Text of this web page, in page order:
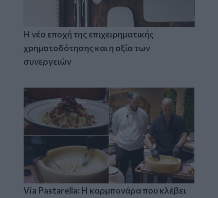
Η νέα εποχή της επιχειρηματικής
χρηματοδότησης και η αξία των
συνεργειών
Via Pastarella: Η καρμπονάρα που κλέβει